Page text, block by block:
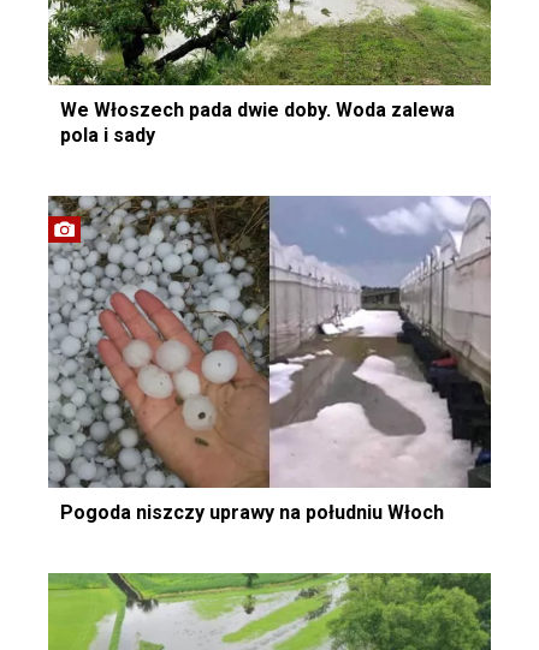
We Włoszech pada dwie doby. Woda zalewa
pola i sady
Pogoda niszczy uprawy na południu Włoch